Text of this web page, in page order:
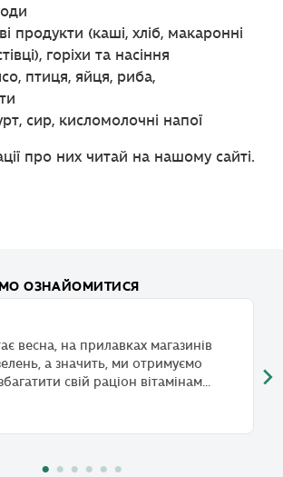
продукти (каші, хліб, макаронні
горіхи та насіння
птиця, яйця, риба,
сир, кисломолочні напої
про них читай на нашому сайті.
ОЗНАЙОМИТИСЯ
весна, на прилавках магазинів
а значить, ми отримуємо
свій раціон вітамінам...